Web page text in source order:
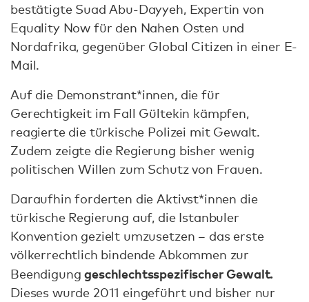
bestätigte Suad Abu-Dayyeh, Expertin von
Equality Now für den Nahen Osten und
Nordafrika, gegenüber Global Citizen in einer E-
Mail.
Auf die Demonstrant*innen, die für
Gerechtigkeit im Fall Gültekin kämpfen,
reagierte die türkische Polizei mit Gewalt.
Zudem zeigte die Regierung bisher wenig
politischen Willen zum Schutz von Frauen.
Daraufhin forderten die Aktivst*innen die
türkische Regierung auf, die Istanbuler
Konvention gezielt umzusetzen – das erste
völkerrechtlich bindende Abkommen zur
Beendigunggeschlechtsspezifischer Gewalt.
Dieses wurde 2011 eingeführt und bisher nur